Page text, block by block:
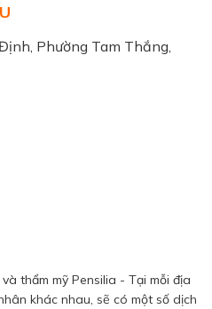
Phường Tam Thắng,
thẩm mỹ Pensilia - Tại mỗi địa
khác nhau, sẽ có một số dịch